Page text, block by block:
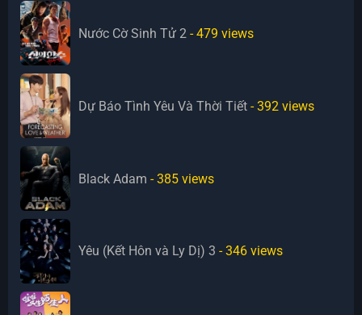
Nước Cờ Sinh Tử 2 - 479 views
Dự Báo Tình Yêu Và Thời Tiết - 392 views
Black Adam - 385 views
Yêu (Kết Hôn và Ly Dị) 3 - 346 views